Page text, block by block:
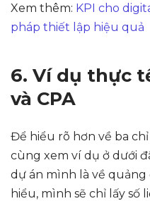
Xem thêm: KPI cho
pháp thiết lập hiệu quả
6. Ví dụ thực
và CPA
Để hiểu rõ hơn về ba chỉ
cùng xem ví dụ ở dưới
dự án mình là về quảng
hiểu, mình sẽ chỉ lấy số